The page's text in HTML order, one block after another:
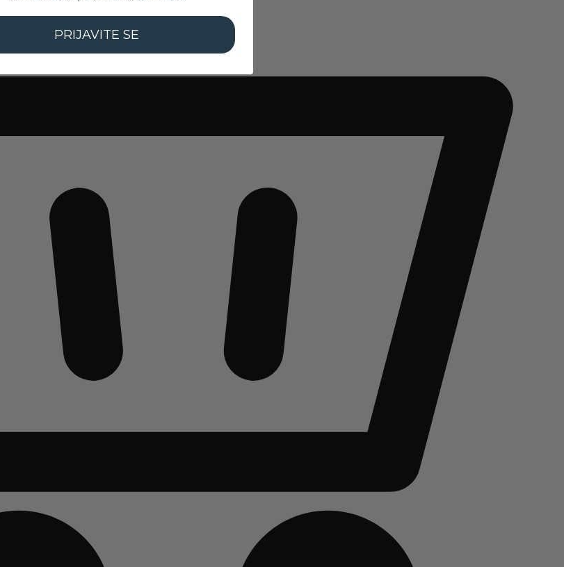
PRIJAVITE SE